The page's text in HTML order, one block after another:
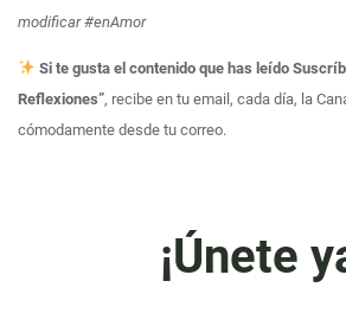
modificar #enAmor
Si te gusta el contenido que has leído
Reflexiones”, recibe en tu email, cada día, la
cómodamente desde tu correo.
¡Únete